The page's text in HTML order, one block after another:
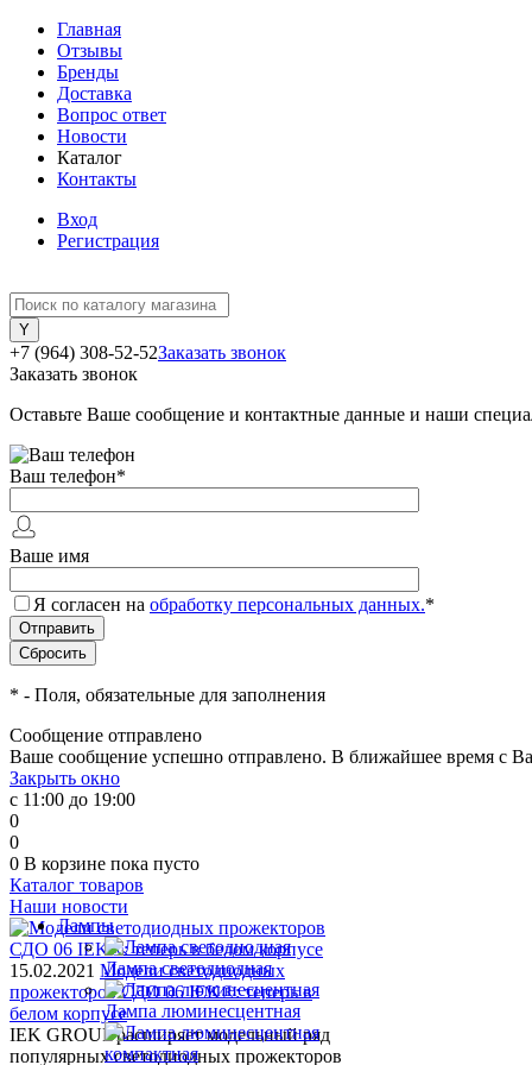
Главная
Отзывы
Бренды
Доставка
Вопрос ответ
Новости
Каталог
Контакты
Вход
Регистрация
+7 (964) 308-52-52Заказать звонок
Заказать звонок
Оставьте Ваше сообщение и контактные данные и наши
Ваш телефон*
Ваше имя
Я согласен на обработку персональных данных.*
* - Поля, обязательные для заполнения
Сообщение отправлено
Ваше сообщение успешно отправлено. В ближайшее время с
Закрыть окно
с 11:00 до 19:00
0
0
0 В корзине пока пусто
Каталог товаров
Лампы
Лампа светодиодная
Лампа люминесцентная
Наши новости
15.02.2021 Модели светодиодных
прожекторов СДО 06 IEK®: теперь в
белом корпусе
IEK GROUP расширяет модельный ряд
популярных светодиодных прожекторов